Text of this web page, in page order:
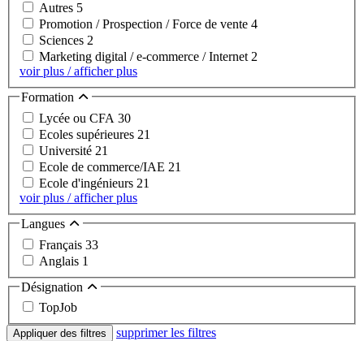
Autres 5
Promotion / Prospection / Force de vente 4
Sciences 2
Marketing digital / e-commerce / Internet2
voir plus / afficher plus
Formation
Lycée ou CFA 30
Ecoles supérieures 21
Université 21
Ecole de commerce/IAE 21
Ecole d'ingénieurs 21
voir plus / afficher plus
Langues
Français 33
Anglais 1
Désignation
TopJob
Appliquer des filtres
supprimer les filtres